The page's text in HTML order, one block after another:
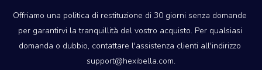
Offriamo una politica di restituzione di 30 giorni senza domande
per garantirvi la tranquillità del vostro acquisto. Per qualsiasi
domanda o dubbio, contattare l'assistenza clienti all'indirizzo
support@hexibella.com.